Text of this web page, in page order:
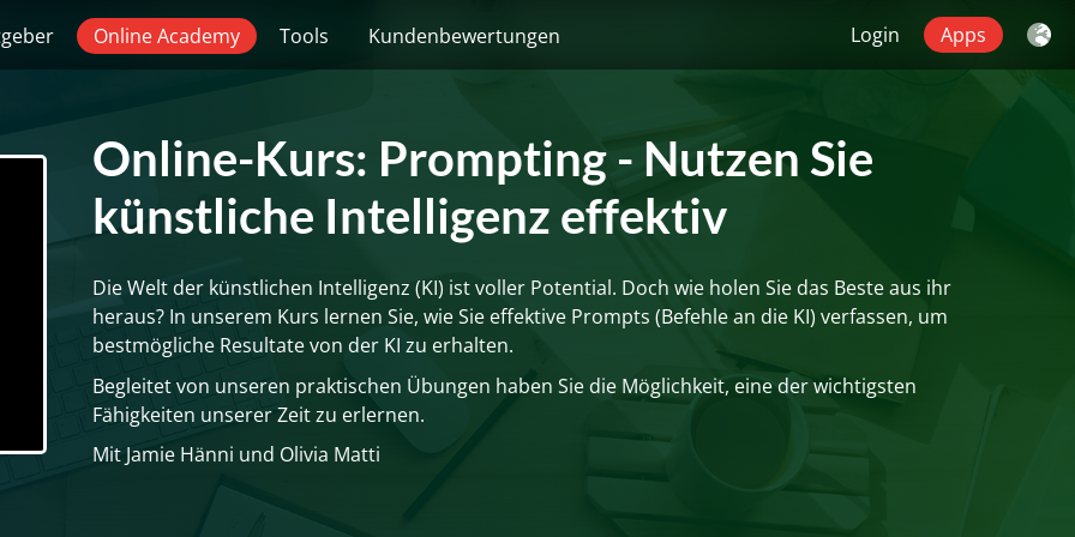
Online Academy Tools Kundenbewertungen Login Apps
Online-Kurs: Prompting - Nutzen Sie
künstliche Intelligenz effektiv
Die Welt der künstlichen Intelligenz (KI) ist voller Potential. Doch wie holen Sie das Beste aus ihr
heraus? In unserem Kurs lernen Sie, wie Sie effektive Prompts (Befehle an die KI) verfassen, um
bestmögliche Resultate von der KI zu erhalten.
Begleitet von unseren praktischen Übungen haben Sie die Möglichkeit, eine der wichtigsten
Fähigkeiten unserer Zeit zu erlernen.
Mit Jamie Hänni und Olivia Matti